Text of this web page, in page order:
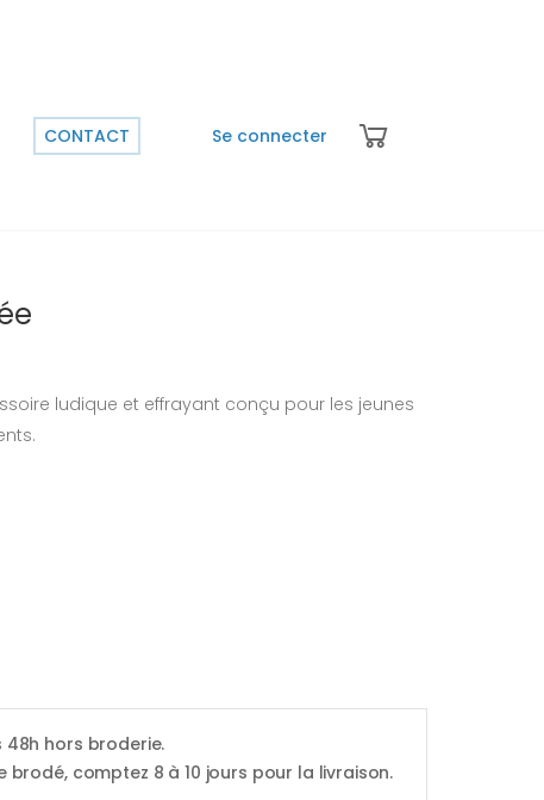
CONTACT Se connecter
ludique et effrayant conçu pour les jeunes
48h hors broderie.
brodé, comptez 8 à 10 jours pour la livraison.